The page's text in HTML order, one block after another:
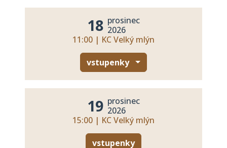
18 prosinec
2026
11:00 | KC Velký mlýn
vstupenky
19 prosinec
2026
15:00 | KC Velký mlýn
vstupenky